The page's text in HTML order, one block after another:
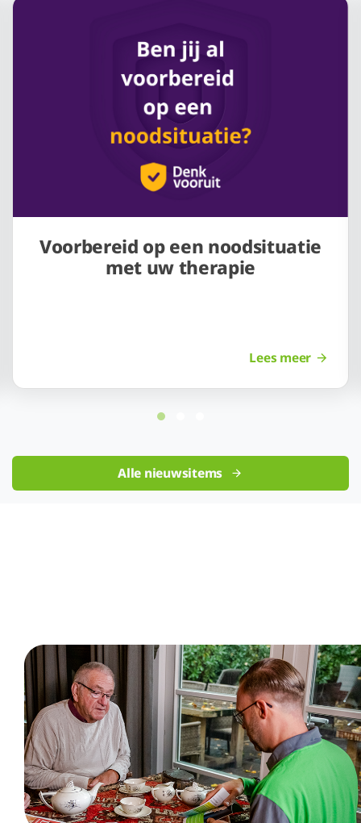
Voorbereid op een noodsituatie
met uw therapie
Lees meer
Alle nieuwsitems